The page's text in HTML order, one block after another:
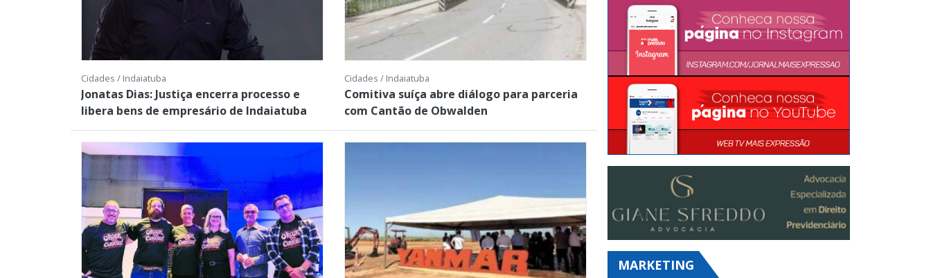
Cidades / Indaiatuba
Jonatas Dias: Justiça encerra processo e
libera bens de empresário de Indaiatuba
Cidades / Indaiatuba
Comitiva suíça abre diálogo para parceria
com Cantão de Obwalden
MARKETING